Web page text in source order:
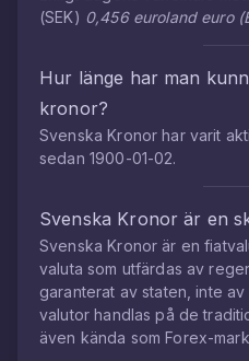
(SEK) 0,456 euroland euro(
Hur länge har man
kronor?
Svenska Kronor har varit
sedan 1900-01-02.
Svenska Kronor är en
Svenska Kronor är en
valuta som utfärdas av
garanterat av staten, inte
valutor handlas på de
även kända som Forex-